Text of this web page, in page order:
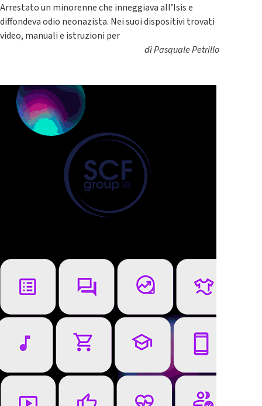
Arrestato un minorenne che inneggiava all’Isis e
diffondeva odio neonazista. Nei suoi dispositivi trovati
video, manuali e istruzioni per
diPasquale Petrillo